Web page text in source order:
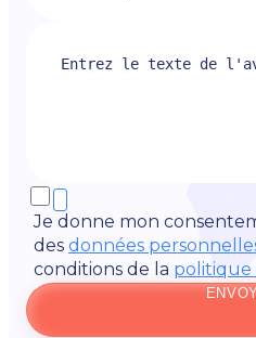
Je donne mon
des données
conditions de la politique